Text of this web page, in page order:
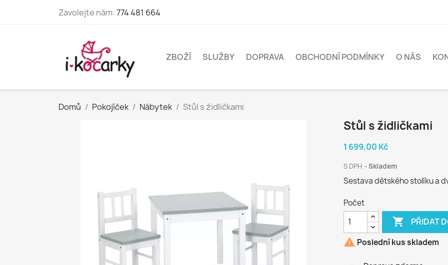
Zavolejte nám:774 481 664
ZBOŽÍ SLUŽBY DOPRAVA OBCHODNÍ PODMÍNKY O NÁS
Domů Pokojíček Nábytek Stůl s židličkami
Stůl s židličkami
1 699,00 Kč
S DPH Skladem
Sestava dětského stolíku a
Počet
 PŘIDAT
 Poslední kus skladem